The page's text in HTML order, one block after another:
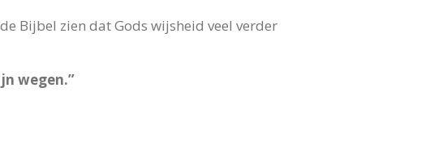
Bijbel zien dat Gods wijsheid veel verder
wegen.”